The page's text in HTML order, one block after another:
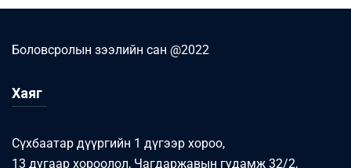
Боловсролын зээлийн сан @2022
Хаяг
Сүхбаатар дүүргийн 1 дүгээр хороо,
13 дугаар хороолол, Чагдаржавын гудамж 32/2,